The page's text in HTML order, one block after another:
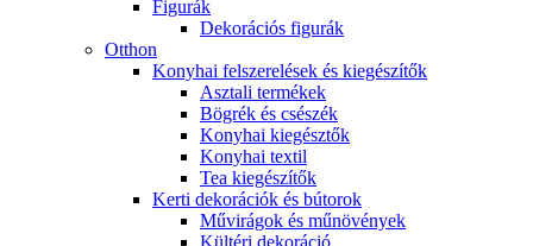
Figurák
Dekorációs figurák
Otthon
Konyhai felszerelések és kiegészítők
Asztali termékek
Bögrék és csészék
Konyhai kiegésztők
Konyhai textil
Tea kiegészítők
Kerti dekorációk és bútorok
Művirágok és műnövények
Kültéri dekoráció